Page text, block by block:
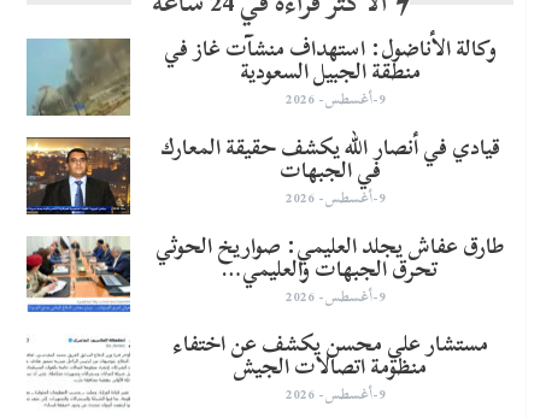
وكالة الأناضول: استهداف منشآت غاز في
منطقة الجبيل السعودية
9-أغسطس- 2026
قيادي في أنصار الله يكشف حقيقة المعارك
في الجبهات
9-أغسطس- 2026
طارق عفاش يجلد العليمي: صواريخ الحوثي
تحرق الجبهات والعليمي…
9-أغسطس- 2026
مستشار علي محسن يكشف عن اختفاء
منظومة اتصالات الجيش
9-أغسطس- 2026